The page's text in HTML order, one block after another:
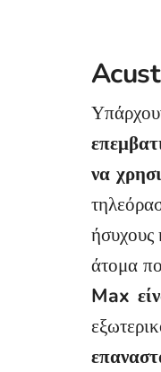
Acust
να
ήσυχους
άτομα
Max